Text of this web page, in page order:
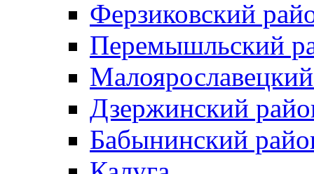
Ферзиковский
Перемышльский
Дзержинский
Бабынинский